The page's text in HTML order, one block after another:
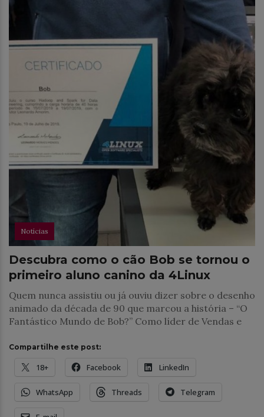
Notícias
Descubra como o cão Bob se tornou o
primeiro aluno canino da 4Linux
Quem nunca assistiu ou já ouviu dizer sobre o desenho
animado da década de 90 que marcou a história – “O
Fantástico Mundo de Bob?” Como líder de Vendas e
Compartilhe este post:
18+ Facebook LinkedIn
WhatsApp Threads Telegram